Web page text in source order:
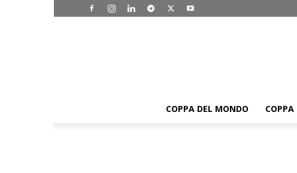
COPPA DEL MONDO COPPA